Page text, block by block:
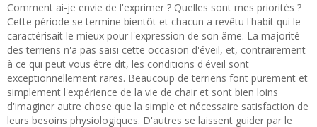
Comment ai-je envie de l'exprimer ? Quelles sont mes priorités ?
Cette période se termine bientôt et chacun a revêtu l'habit qui le
caractérisait le mieux pour l'expression de son âme. La majorité
des terriens n'a pas saisi cette occasion d'éveil, et, contrairement
à ce qui peut vous être dit, les conditions d'éveil sont
exceptionnellement rares. Beaucoup de terriens font purement et
simplement l'expérience de la vie de chair et sont bien loins
d'imaginer autre chose que la simple et nécessaire satisfaction de
leurs besoins physiologiques. D'autres se laissent guider par le